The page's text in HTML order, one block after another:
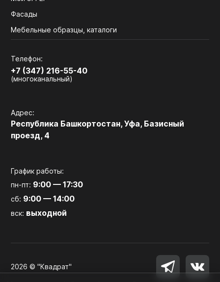
Фасады
Мебельные образцы, каталоги
Телефон:
+7 (347) 216-55-40
(многоканальный)
Адрес:
Республика Башкортостан, Уфа, Базисный
проезд, 4
График работы:
пн-пт: 9:00 — 17:30
сб: 9:00 — 14:00
вск: выходной
2026 © "Квадрат"